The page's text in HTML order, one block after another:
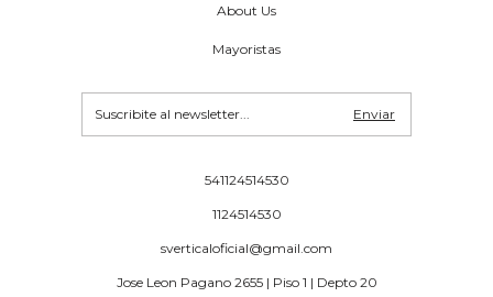
About Us
Mayoristas
541124514530
1124514530
sverticaloficial@gmail.com
Jose Leon Pagano 2655 | Piso 1 | Depto 20